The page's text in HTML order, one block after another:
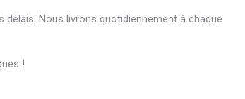
Nous livrons quotidiennement à chaque
!